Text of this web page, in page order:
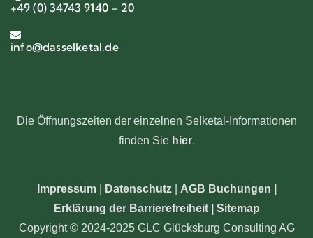
+49 (0) 34743 9140 – 20
info@dasselketal.de
Die Öffnungszeiten der einzelnen Selketal-Informationen
finden Sie hier.
Impressum| Datenschutz| AGB Buchungen
Erklärung der Barrierefreiheit | Sitemap
Copyright © 2024-2025 GLC Glücksburg Consulting AG